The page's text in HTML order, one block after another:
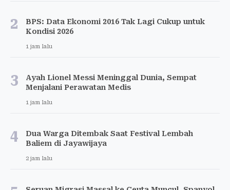
2
BPS: Data Ekonomi 2016 Tak Lagi Cukup untuk
Kondisi 2026
1 jam lalu
3
Ayah Lionel Messi Meninggal Dunia, Sempat
Menjalani Perawatan Medis
1 jam lalu
4
Dua Warga Ditembak Saat Festival Lembah
Baliem di Jayawijaya
2 jam lalu